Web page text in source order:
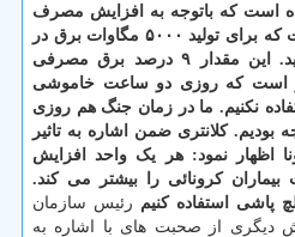
است که باتوجه به افزایش مصرف
گاز در کشور است مجبور است که برای تولید ۵۰۰۰ مگاوات برق در
کشور از مازوت استفاده نماید. این مقدار ۹ درصد برق مصرفی
است که روزی دو ساعت خاموشی
نکنیم. ما در زمان جنگ هم روزی
کلانتری ضمن اشاره به تاثیر
اظهار نمود: هر یک واحد افزایش
پاشی استفاده کنیم رئیس سازمان
از صحبت های با اشاره به